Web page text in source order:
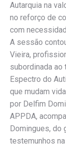
Autarquia na
no reforço de
com
A sessão
Vieira,
subordinada ao
Espectro do
que mudam
por Delfim
APPDA,
Domingues, do
testemunhos